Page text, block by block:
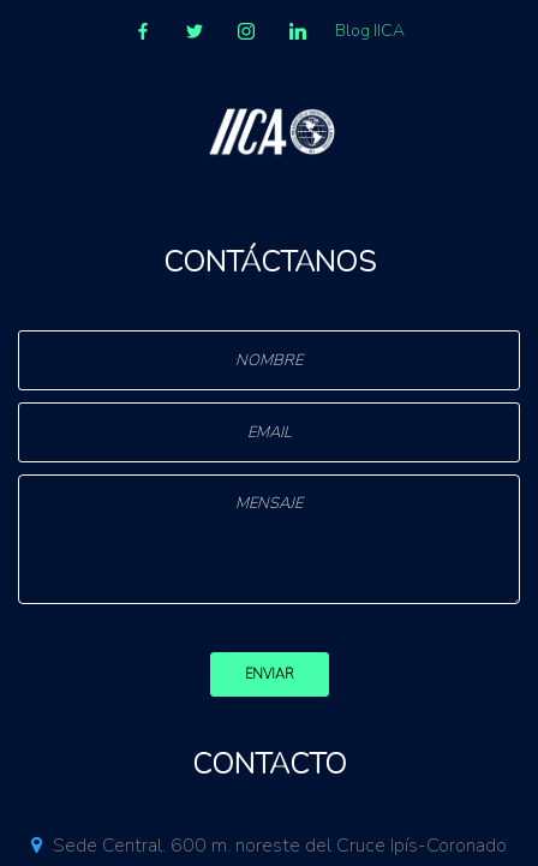
Blog IICA
CONTÁCTANOS
ENVIAR
CONTACTO
Sede Central. 600 m. noreste del Cruce Ipís-Coronado